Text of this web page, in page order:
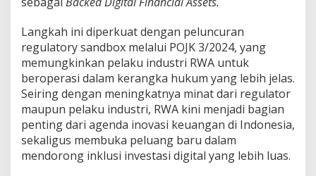
E
a
o
f
e
a
l
-
W
o
r
Langkah ini diperkuat dengan peluncuran
regulatory sandbox melalui POJK 3/2024, yang
memungkinkan pelaku industri RWA untuk
beroperasi dalam kerangka hukum yang lebih jelas.
Seiring dengan meningkatnya minat dari regulator
maupun pelaku industri, RWA kini menjadi bagian
penting dari agenda inovasi keuangan di Indonesia,
sekaligus membuka peluang baru dalam
mendorong inklusi investasi digital yang lebih luas.